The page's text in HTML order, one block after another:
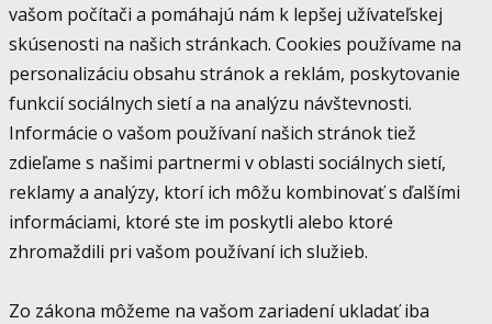
vašom počítači a pomáhajú nám k lepšej užívateľskej
skúsenosti na našich stránkach. Cookies používame na
personalizáciu obsahu stránok a reklám, poskytovanie
funkcií sociálnych sietí a na analýzu návštevnosti.
Informácie o vašom používaní našich stránok tiež
zdieľame s našimi partnermi v oblasti sociálnych sietí,
reklamy a analýzy, ktorí ich môžu kombinovať s ďalšími
informáciami, ktoré ste im poskytli alebo ktoré
zhromaždili pri vašom používaní ich služieb.
Zo zákona môžeme na vašom zariadení ukladať iba